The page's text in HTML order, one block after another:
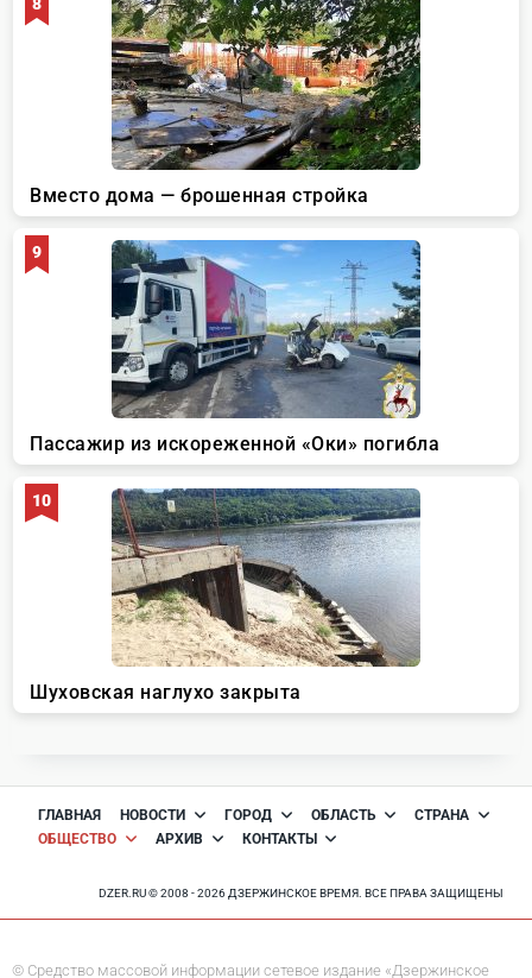
ГЛАВНАЯ НОВОСТИ ГОРОД ОБЛАСТЬ
СТРАНА
ОБЩЕСТВО
АРХИВ КОНТАКТЫ
DZER.RU © 2008 - 2026 ДЗЕРЖИНСКОЕ ВРЕМЯ. ВСЕ ПРАВА ЗАЩИЩЕНЫ
© Средство массовой информации сетевое издание «Дзержинское